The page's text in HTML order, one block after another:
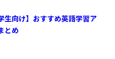
生向け】おすすめ英語学習ア
とめ